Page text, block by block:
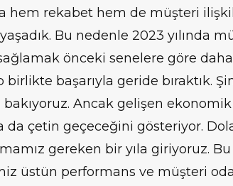
hem rekabet hem de müşteri
Bu nedenle 2023 yılında
önceki senelere göre
birlikte başarıyla geride bıraktık.
Ancak gelişen
da çetin geçeceğini gösteriyor.
gereken bir yıla giriyoruz.
üstün performans ve müşteri